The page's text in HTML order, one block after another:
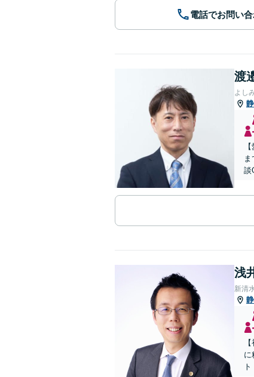
電話でお問い
渡
よし
談
浅
新清
に